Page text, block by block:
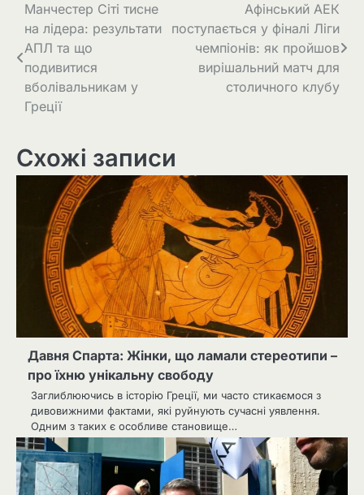
Манчестер Сіті тисне
на лідера: результати
АПЛ та що
подивитися
вболівальникам у
Греції
Афінський АЕК
поступається у фіналі Ліги
чемпіонів: як пройшов
вирішальний матч для
столичного клубу
Схожі записи
Давня Спарта: Жінки, що ламали стереотипи –
про їхню унікальну свободу
Заглиблюючись в історію Греції, ми часто стикаємося з
дивовижними фактами, які руйнують сучасні уявлення.
Одним з таких є особливе становище…